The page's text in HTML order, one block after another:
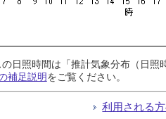
日照時間は「推計気象分布（日
補足説明をご覧ください。
利用される